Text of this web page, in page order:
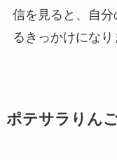
信を見ると、自分
るきっかけになり
ポテサラりん